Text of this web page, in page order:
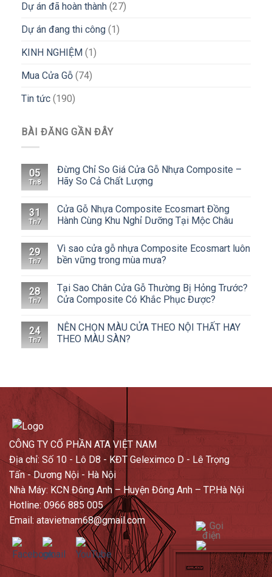
Dự án đã hoàn thành (27)
Dự án đang thi công (1)
KINH NGHIỆM (1)
Mua Cửa Gỗ (74)
Tin tức (190)
BÀI ĐĂNG GẦN ĐÂY
05
Th8
Đừng Chỉ So Giá Cửa Gỗ Nhựa Composite –
Hãy So Cả Chất Lượng
31
Th7
Cửa Gỗ Nhựa Composite Ecosmart Đồng
Hành Cùng Khu Nghỉ Dưỡng Tại Mộc Châu
29
Th7
Vì sao cửa gỗ nhựa Composite Ecosmart luôn
bền vững trong mùa mưa?
28
Th7
Tại Sao Chân Cửa Gỗ Thường Bị Hỏng Trước?
Cửa Composite Có Khắc Phục Được?
24
Th7
NÊN CHỌN MÀU CỬA THEO NỘI THẤT HAY
THEO MÀU SÀN?
CÔNG TY CỔ PHẦN ATA VIỆT NAM
Địa chỉ: Số 10 - Lô D8 - KĐT Geleximco D - Lê Trọng
Tấn - Dương Nội - Hà Nội
Nhà Máy: KCN Đông Anh – Huyện Đông Anh – TP.Hà Nội
Hotline: 0966 885 005
Email: atavietnam68@gmail.com